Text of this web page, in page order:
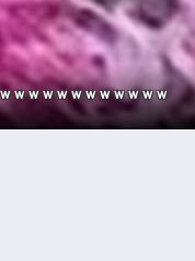
ｗｗｗｗｗｗｗｗｗｗｗ